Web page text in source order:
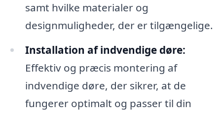
samt hvilke materialer og
designmuligheder, der er tilgængelige.
Installation af indvendige døre:
Effektiv og præcis montering af
indvendige døre, der sikrer, at de
fungerer optimalt og passer til din